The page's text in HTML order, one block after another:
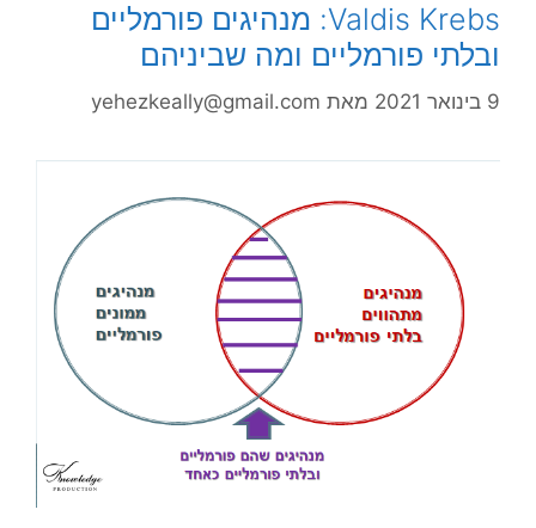
Valdis Krebs: מנהיגים פורמליים
ובלתי פורמליים ומה שביניהם
9 בינואר 2021 מאת yehezkeally@gmail.com